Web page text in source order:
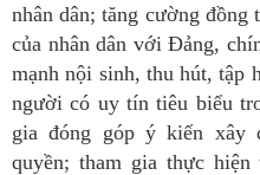
nhân dân; tăng cường
của nhân dân với Đảng,
mạnh nội sinh, thu hút, tập
người có uy tín tiêu biểu
gia đóng góp ý kiến xây
quyền; tham gia thực